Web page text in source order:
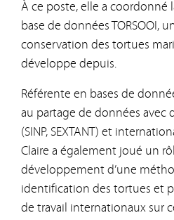
À ce poste, elle a coordonné
base de données TORSOOI,
conservation des tortues
développe depuis.
Référente en bases de
au partage de données avec
(SINP, SEXTANT) et
Claire a également joué un
développement d’une
identification des tortues et
de travail internationaux sur